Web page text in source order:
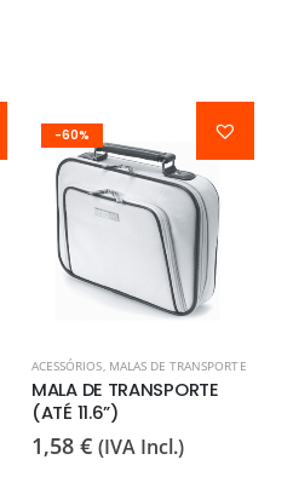
-60%
ACESSÓRIOS, MALAS DE TRANSPORTE
MALA DE TRANSPORTE
(ATÉ 11.6”)
1,58 € (IVA Incl.)